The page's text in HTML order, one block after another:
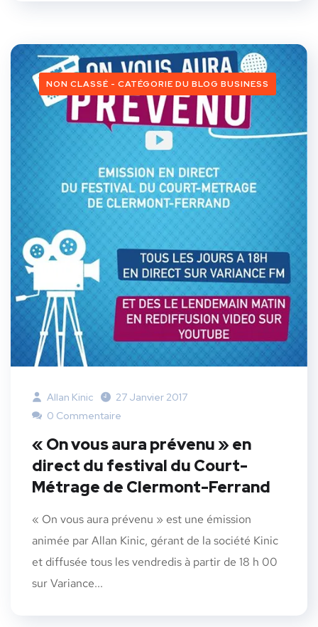
NON CLASSÉ - CATÉGORIE DU BLOG BUSINESS
Allan Kinic
27 Janvier 2017
0 Commentaire
« On vous aura prévenu » en
direct du festival du Court-
Métrage de Clermont-Ferrand
« On vous aura prévenu » est une émission
animée par Allan Kinic, gérant de la société Kinic
et diffusée tous les vendredis à partir de 18 h 00
sur Variance...